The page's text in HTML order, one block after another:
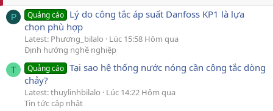
P Quảng cáo Lý do công tắc áp suất Danfoss KP1 là lựa
chọn phù hợp
Latest: Phương_bilalo
Lúc 15:58 Hôm qua
Định hướng nghề nghiệp
T Quảng cáo Tại sao hệ thống nước nóng cần công tắc dòng
chảy?
Latest: thuylinhbilalo
Lúc 14:22 Hôm qua
Tin tức cập nhật